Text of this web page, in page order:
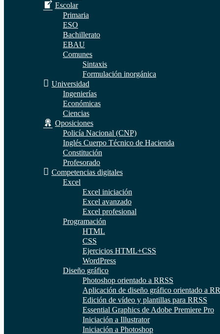
Escolar
Primaria
ESO
Bachillerato
EBAU
Comunes
Sintaxis
Formulación inorgánica
Universidad
Ingenierías
Económicas
Ciencias
Oposiciones
Policía Nacional (CNP)
Inglés Cuerpo Técnico de Hacienda
Constitución
Profesorado
Competencias digitales
Excel
Excel iniciación
Excel avanzado
Excel profesional
Programación
HTML
CSS
Ejercicios HTML+CSS
WordPress
Diseño gráfico
Photoshop orientado a RRSS
Aplicación de diseño gráfico orientado a
Edición de vídeo y plantillas para RRSS
Essential Graphics de Adobe Premiere Pro
Iniciación a Illustrator
Iniciación a Photoshop